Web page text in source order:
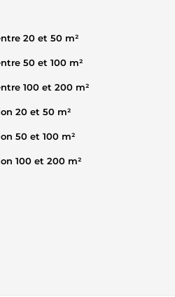
20 et 50 m²
50 et 100 m²
100 et 200 m²
aménagement intérieur et la décoration 20 et 50 m²
50 et 100 m²
100 et 200 m²